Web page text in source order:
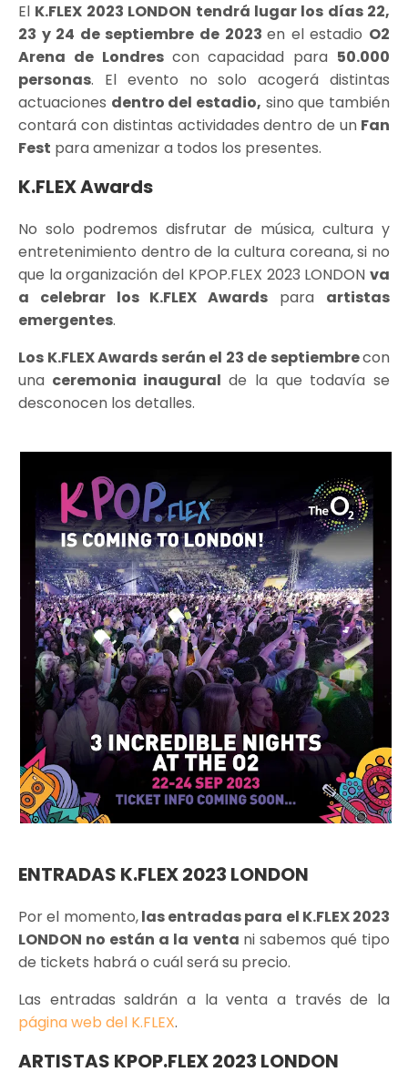
El K.FLEX 2023 LONDON tendrá lugar los días 22,
23 y 24 de septiembre de 2023en el estadio O2
Arena de Londres con capacidad para 50.000
personas. El evento no solo acogerá distintas
actuaciones dentro del estadio, sino que también
contará con distintas actividades dentro de un Fan
Fest para amenizar a todos los presentes.
K.FLEX Awards
No solo podremos disfrutar de música, cultura y
entretenimiento dentro de la cultura coreana, si no
que la organización del KPOP.FLEX 2023 LONDON va
a celebrar los K.FLEX Awards para artistas
emergentes.
Los K.FLEX Awards serán el 23 de septiembrecon
una ceremonia inauguralde la que todavía se
desconocen los detalles.
ENTRADAS K.FLEX 2023 LONDON
Por el momento,las entradas para el K.FLEX 2023
LONDON no están a la venta ni sabemos qué tipo
de tickets habrá o cuál será su precio.
Las entradas saldrán a la venta a través de la
página web del K.FLEX.
ARTISTAS KPOP.FLEX 2023 LONDON